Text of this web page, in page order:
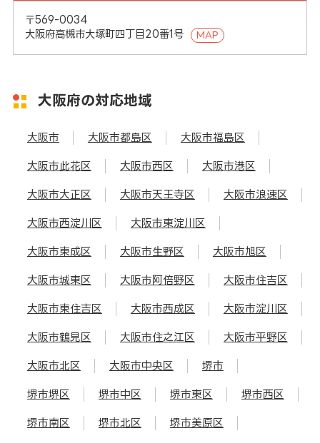
〒569-0034
大阪府高槻市大塚町四丁目20番1号
MAP
大阪府の対応地域
大阪市 大阪市都島区 大阪市福島区
大阪市此花区 大阪市西区 大阪市港区
大阪市大正区 大阪市天王寺区 大阪市浪速区
大阪市西淀川区 大阪市東淀川区
大阪市東成区 大阪市生野区 大阪市旭区
大阪市城東区 大阪市阿倍野区 大阪市住吉区
大阪市東住吉区 大阪市西成区 大阪市淀川区
大阪市鶴見区 大阪市住之江区 大阪市平野区
大阪市北区 大阪市中央区 堺市
堺市堺区 堺市中区 堺市東区 堺市西区
堺市南区 堺市北区 堺市美原区